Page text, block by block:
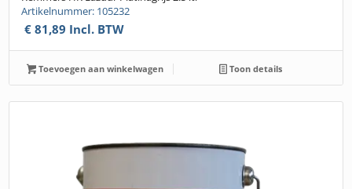
Artikelnummer: 105232
€ 81,89 Incl. BTW
Toevoegen aan winkelwagen Toon details